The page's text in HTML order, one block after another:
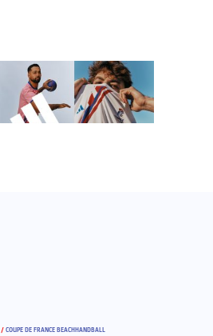
/ COUPE DE FRANCE BEACHHANDBALL